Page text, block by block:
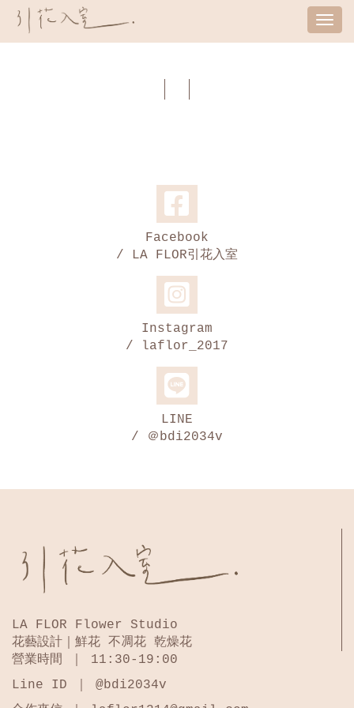
Facebook
/ LA FLOR引花入室
Instagram
/ laflor_2017
LINE
/ ＠bdi2034v
LA FLOR Flower Studio
花藝設計｜鮮花 不凋花 乾燥花
營業時間 ｜ 11:30-19:00
Line ID ｜ @bdi2034v